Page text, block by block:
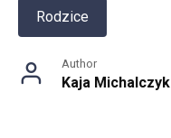
Rodzice
Author
Kaja Michalczyk